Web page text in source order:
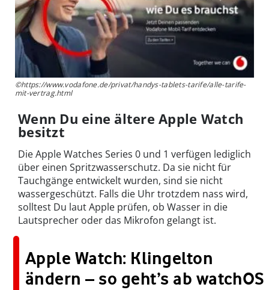
©https://www.vodafone.de/privat/handys-tablets-tarife/alle-tarife-
mit-vertrag.html
Wenn Du eine ältere Apple Watch
besitzt
Die Apple Watches Series 0 und 1 verfügen lediglich
über einen Spritzwasserschutz. Da sie nicht für
Tauchgänge entwickelt wurden, sind sie nicht
wassergeschützt. Falls die Uhr trotzdem nass wird,
solltest Du laut Apple prüfen, ob Wasser in die
Lautsprecher oder das Mikrofon gelangt ist.
Apple Watch: Klingelton
ändern – so geht’s ab watchOS